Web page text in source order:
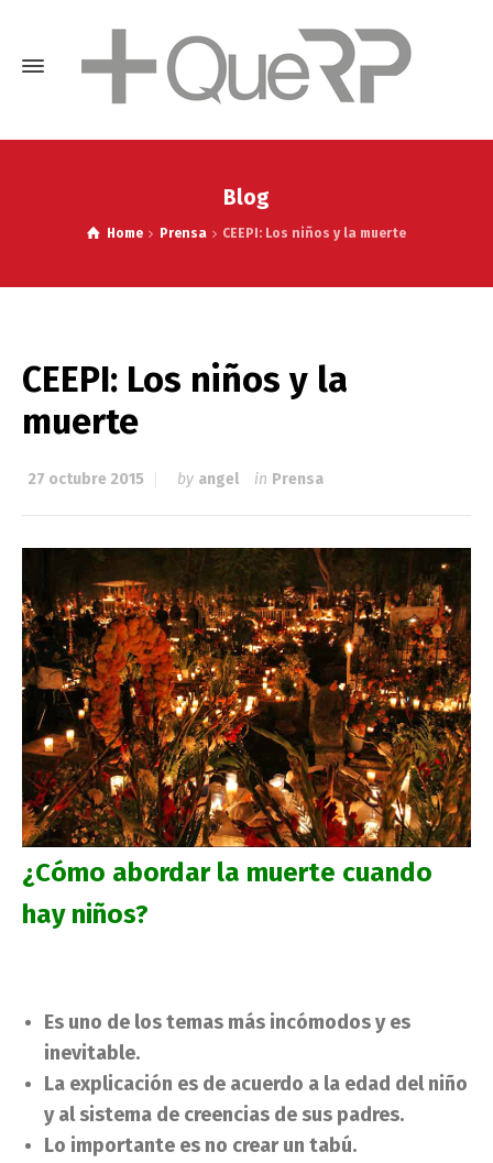
Blog
Home Prensa CEEPI: Los niños y la muerte
CEEPI: Los niños y la
muerte
27 octubre 2015 by angel in Prensa
¿Cómo abordar la muerte cuando
hay niños?
Es uno de los temas más incómodos y es
inevitable.
La explicación es de acuerdo a la edad del niño
y al sistema de creencias de sus padres.
Lo importante es no crear un tabú.